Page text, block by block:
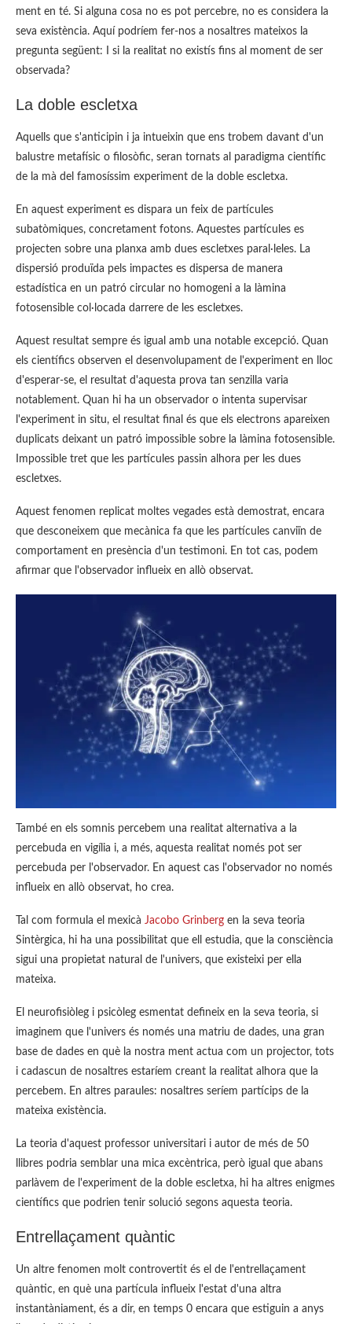
ment en té. Si alguna cosa no es pot percebre, no es considera la
seva existència. Aquí podríem fer-nos a nosaltres mateixos la
pregunta següent: I si la realitat no existís fins al moment de ser
observada?
La doble escletxa
Aquells que s'anticipin i ja intueixin que ens trobem davant d'un
balustre metafísic o filosòfic, seran tornats al paradigma científic
de la mà del famosíssim experiment de la doble escletxa.
En aquest experiment es dispara un feix de partícules
subatòmiques, concretament fotons. Aquestes partícules es
projecten sobre una planxa amb dues escletxes paral·leles. La
dispersió produïda pels impactes es dispersa de manera
estadística en un patró circular no homogeni a la làmina
fotosensible col·locada darrere de les escletxes.
Aquest resultat sempre és igual amb una notable excepció. Quan
els científics observen el desenvolupament de l'experiment en lloc
d'esperar-se, el resultat d'aquesta prova tan senzilla varia
notablement. Quan hi ha un observador o intenta supervisar
l'experiment in situ, el resultat final és que els electrons apareixen
duplicats deixant un patró impossible sobre la làmina fotosensible.
Impossible tret que les partícules passin alhora per les dues
escletxes.
Aquest fenomen replicat moltes vegades està demostrat, encara
que desconeixem que mecànica fa que les partícules canviïn de
comportament en presència d'un testimoni. En tot cas, podem
afirmar que l'observador influeix en allò observat.
També en els somnis percebem una realitat alternativa a la
percebuda en vigília i, a més, aquesta realitat només pot ser
percebuda per l'observador. En aquest cas l'observador no només
influeix en allò observat, ho crea.
Tal com formula el mexicà Jacobo Grinberg en la seva teoria
Sintèrgica, hi ha una possibilitat que ell estudia, que la consciència
sigui una propietat natural de l'univers, que existeixi per ella
mateixa.
El neurofisiòleg i psicòleg esmentat defineix en la seva teoria, si
imaginem que l'univers és només una matriu de dades, una gran
base de dades en què la nostra ment actua com un projector, tots
i cadascun de nosaltres estaríem creant la realitat alhora que la
percebem. En altres paraules: nosaltres seríem partícips de la
mateixa existència.
La teoria d'aquest professor universitari i autor de més de 50
llibres podria semblar una mica excèntrica, però igual que abans
parlàvem de l'experiment de la doble escletxa, hi ha altres enigmes
científics que podrien tenir solució segons aquesta teoria.
Entrellaçament quàntic
Un altre fenomen molt controvertit és el de l'entrellaçament
quàntic, en què una partícula influeix l'estat d'una altra
instantàniament, és a dir, en temps 0 encara que estiguin a anys